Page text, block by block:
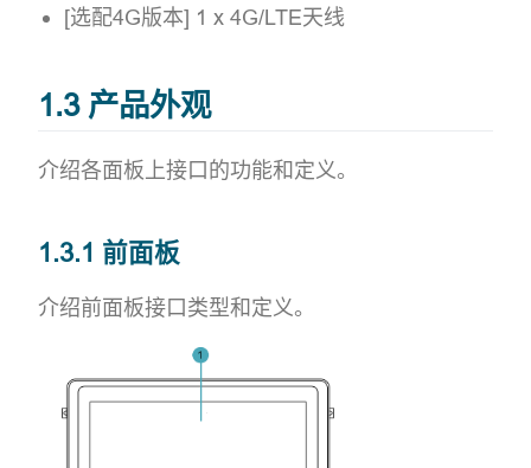
[选配4G版本] 1 x 4G/LTE天线
1.3 产品外观
介绍各面板上接口的功能和定义。
1.3.1 前面板
介绍前面板接口类型和定义。